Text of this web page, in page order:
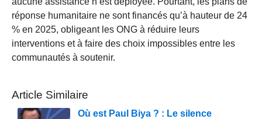
réponse humanitaire ne sont financés qu’à hauteur de 24
% en 2025, obligeant les ONG à réduire leurs
interventions et à faire des choix impossibles entre les
communautés à soutenir.
Article Similaire
Où est Paul Biya ? : Le silence